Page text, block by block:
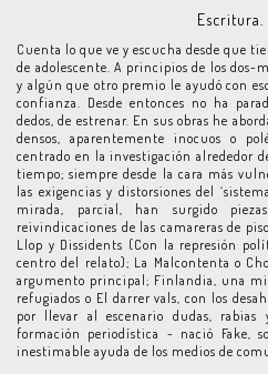
Escritura.
Cuenta lo que ve y escucha desde que
de adolescente. A principios de los
y algún que otro premio le ayudó con
confianza. Desde entonces no ha
dedos, de estrenar. En sus obras he
densos, aparentemente inocuos o
centrado en la investigación alrededor
tiempo; siempre desde la cara más
las exigencias y distorsiones del
mirada, parcial, han surgido
reivindicaciones de las camareras de
Llop y Dissidents (Con la represión
centro del relato); La Malcontenta o
argumento principal; Finlandia, una
refugiados o El darrer vals, con los
por llevar al escenario dudas,
formación periodística - nació Fake,
inestimable ayuda de los medios de